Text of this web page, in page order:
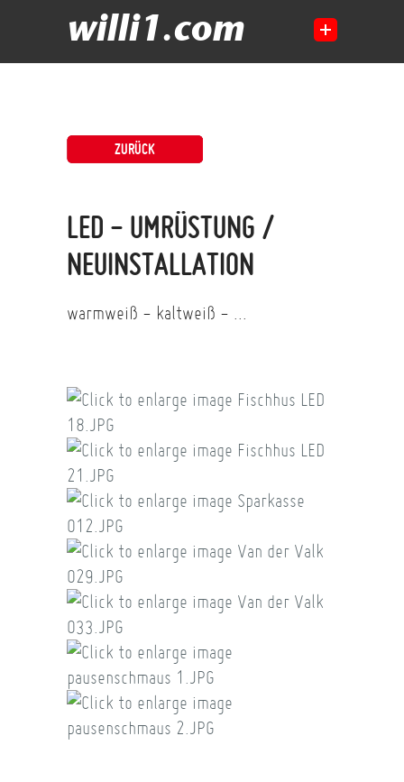
willi1.com
ZURÜCK
LED - UMRÜSTUNG /
NEUINSTALLATION
warmweiß - kaltweiß - ...